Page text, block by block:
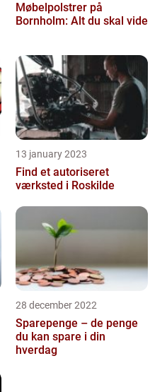
Møbelpolstrer på
Bornholm: Alt du skal vide
13 january 2023
Find et autoriseret
værksted i Roskilde
28 december 2022
Sparepenge – de penge
du kan spare i din
hverdag